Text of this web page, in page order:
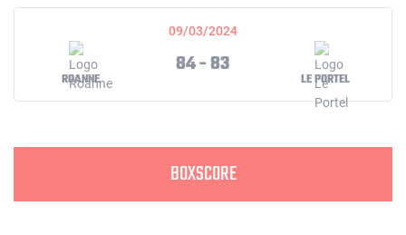
09/03/2024
ROANNE
84 - 83
LE PORTEL
BOXSCORE